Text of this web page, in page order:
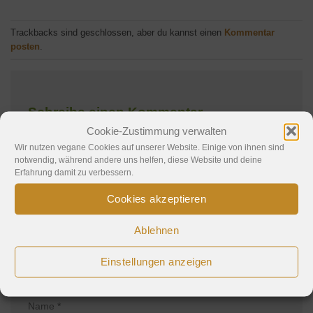
Cookie-Zustimmung verwalten
Wir nutzen vegane Cookies auf unserer Website. Einige von ihnen sind
notwendig, während andere uns helfen, diese Website und deine
Erfahrung damit zu verbessern.
Cookies akzeptieren
Ablehnen
Einstellungen anzeigen
Trackbacks sind geschlossen, aber du kannst einen Kommentar
posten
Schreibe einen Kommentar
Deine E-Mail-Adresse wird nicht veröffentlicht.
Erforderliche Felder sind mit*markiert
Kommentar*
Name *